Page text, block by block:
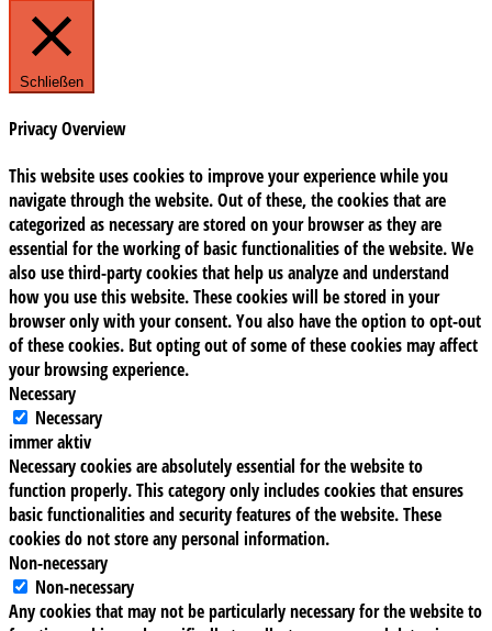
Schließen
Privacy Overview
This website uses cookies to improve your experience while you
navigate through the website. Out of these, the cookies that are
categorized as necessary are stored on your browser as they are
essential for the working of basic functionalities of the website. We
also use third-party cookies that help us analyze and understand
how you use this website. These cookies will be stored in your
browser only with your consent. You also have the option to opt-out
of these cookies. But opting out of some of these cookies may affect
your browsing experience.
Necessary
Necessary
immer aktiv
Necessary cookies are absolutely essential for the website to
function properly. This category only includes cookies that ensures
basic functionalities and security features of the website. These
cookies do not store any personal information.
Non-necessary
Non-necessary
Any cookies that may not be particularly necessary for the website to